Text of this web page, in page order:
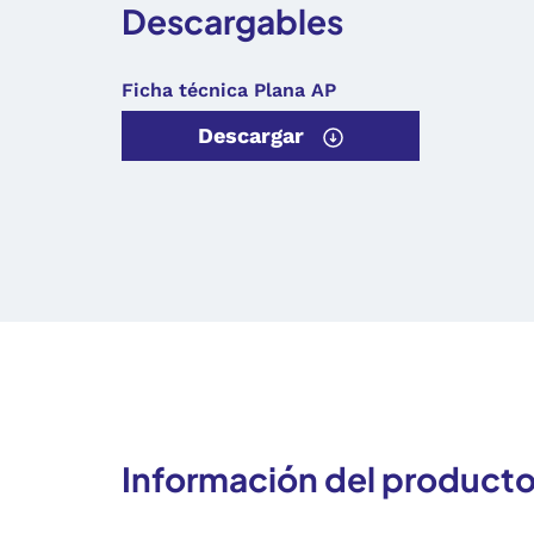
Descargables
Ficha técnica Plana AP
Descargar
Información del